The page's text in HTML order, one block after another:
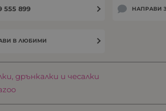
555 899 НАПРАВИ
В ЛЮБИМИ
дрънкалки и чесалки